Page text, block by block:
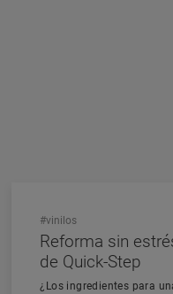
Reforma sin
de Quick-Step
¿Los ingredientes para
#vinilos